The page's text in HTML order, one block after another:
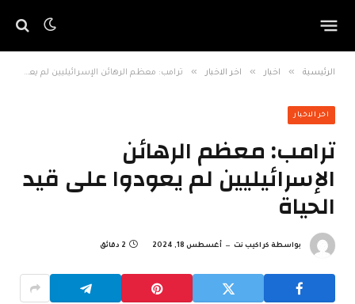
الرئيسية » اخبار » اخر الاخبار » ترامب: معظم الرهائن الإسرائيليين لم يعودوا على قيد الحياة
اخر الاخبار
ترامب: معظم الرهائن
الإسرائيليين لم يعودوا على قيد
الحياة
بواسطة كراكيب نت أغسطس 18, 2024 2 دقائق